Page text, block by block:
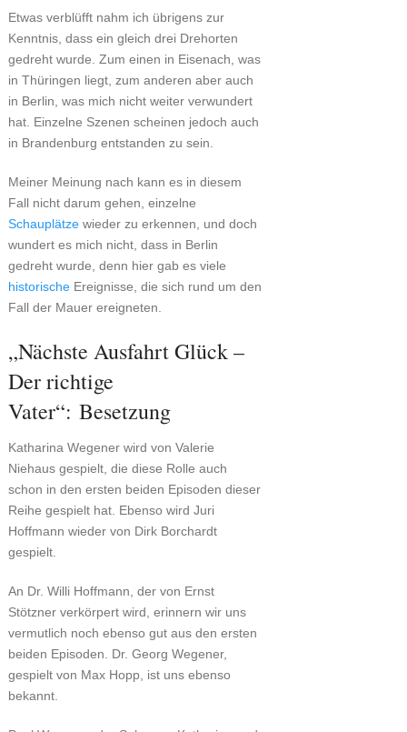
Etwas verblüfft nahm ich übrigens zur
Kenntnis, dass ein gleich drei Drehorten
gedreht wurde. Zum einen in Eisenach, was
in Thüringen liegt, zum anderen aber auch
in Berlin, was mich nicht weiter verwundert
hat. Einzelne Szenen scheinen jedoch auch
in Brandenburg entstanden zu sein.
Meiner Meinung nach kann es in diesem
Fall nicht darum gehen, einzelne
Schauplätzewieder zu erkennen, und doch
wundert es mich nicht, dass in Berlin
gedreht wurde, denn hier gab es viele
historischeEreignisse, die sich rund um den
Fall der Mauer ereigneten.
„Nächste Ausfahrt Glück –
Der richtige
Vater“: Besetzung
Katharina Wegener wird von Valerie
Niehaus gespielt, die diese Rolle auch
schon in den ersten beiden Episoden dieser
Reihe gespielt hat. Ebenso wird Juri
Hoffmann wieder von Dirk Borchardt
gespielt.
An Dr. Willi Hoffmann, der von Ernst
Stötzner verkörpert wird, erinnern wir uns
vermutlich noch ebenso gut aus den ersten
beiden Episoden. Dr. Georg Wegener,
gespielt von Max Hopp, ist uns ebenso
bekannt.